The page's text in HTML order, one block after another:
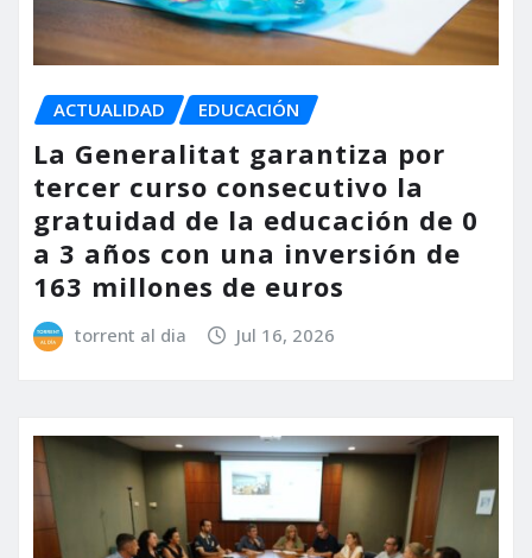
ACTUALIDAD EDUCACIÓN
La Generalitat garantiza por
tercer curso consecutivo la
gratuidad de la educación de 0
a 3 años con una inversión de
163 millones de euros
torrent al dia Jul 16, 2026